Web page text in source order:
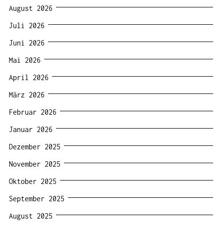
August 2026
Juli 2026
Juni 2026
Mai 2026
April 2026
März 2026
Februar 2026
Januar 2026
Dezember 2025
November 2025
Oktober 2025
September 2025
August 2025